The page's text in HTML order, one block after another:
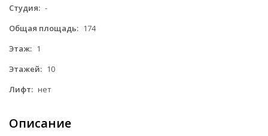
Студия: -
Общая площадь: 174
Этаж: 1
Этажей: 10
Лифт: нет
Описание